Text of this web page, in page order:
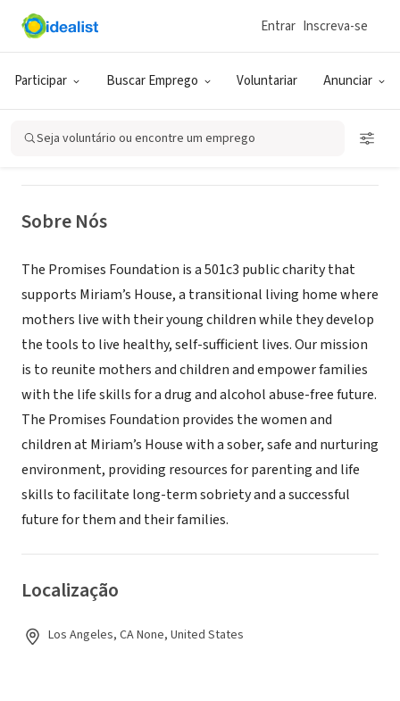
Participar Buscar Emprego Voluntariar Anunciar
Entrar Inscreva-se
Seja voluntário ou encontre um emprego
ONG (SETOR SOCIAL)
Promises Foundation
Sobre Nós
The Promises Foundation is a 501c3 public charity that
supports Miriam’s House, a transitional living home where
mothers live with their young children while they develop
the tools to live healthy, self-sufficient lives. Our mission
is to reunite mothers and children and empower families
with the life skills for a drug and alcohol abuse-free future.
The Promises Foundation provides the women and
children at Miriam’s House with a sober, safe and nurturing
environment, providing resources for parenting and life
skills to facilitate long-term sobriety and a successful
future for them and their families.
Localização
Los Angeles, CA None, United States